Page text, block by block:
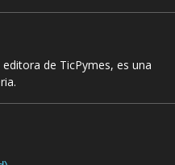
de TicPymes, es una